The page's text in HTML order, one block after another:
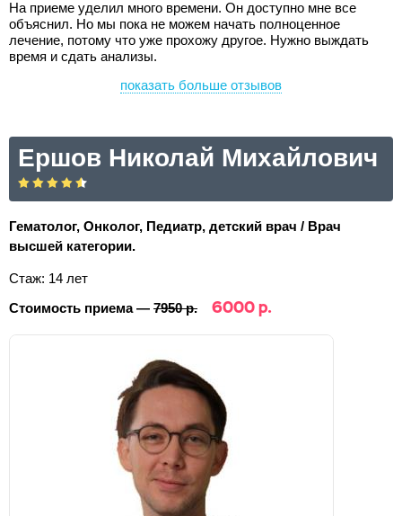
На приеме уделил много времени. Он доступно мне все
объяснил. Но мы пока не можем начать полноценное
лечение, потому что уже прохожу другое. Нужно выждать
время и сдать анализы.
показать больше отзывов
Ершов Николай Михайлович
Гематолог, Онколог, Педиатр, детский врач / Врач
высшей категории.
Стаж: 14 лет
Стоимость приема — 7950 р. 6000 р.